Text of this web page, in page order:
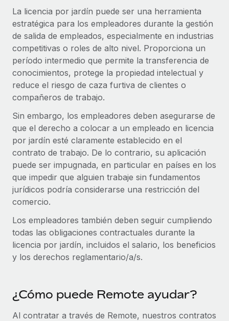
Adelántate a los riesgos de cumplimiento
normativo.
Gestión de dispositivos
Proporciona dispositivos tecnológicos y contrólalos
en todo el mundo.
Apertura de entidades
Movilidad y reubicación
Reubica a los empleados con facilidad.
Prestaciones
Gestiona las prestaciones de los empleados sin
complicaciones.
Contractor Management
Impuestos
Explora el blog
BLOG
Novedades de producto de Remote:
Integraciones con Gusto y Xero y Contractor
Management Plus
La misión de Remote sigue siendo ayudar a empresas de
todos los tamaños a contratar, gestionar y...
Más información
Pento se convierte en un empleador equitativo
con Remote
Gestionar las nóminas internamente es complicado. Tardas
semanas en hacerlo manualmente y, al mes...
La licencia por jardín puede ser una herramienta
estratégica para los empleadores durante la gestión
de salida de empleados, especialmente en industrias
competitivas o roles de alto nivel. Proporciona un
período intermedio que permite la transferencia de
conocimientos, protege la propiedad intelectual y
reduce el riesgo de caza furtiva de clientes o
compañeros de trabajo.
Sin embargo, los empleadores deben asegurarse de
que el derecho a colocar a un empleado en licencia
por jardín esté claramente establecido en el
contrato de trabajo. De lo contrario, su aplicación
puede ser impugnada, en particular en países en los
que impedir que alguien trabaje sin fundamentos
jurídicos podría considerarse una restricción del
comercio.
Los empleadores también deben seguir cumpliendo
todas las obligaciones contractuales durante la
licencia por jardín, incluidos el salario, los beneficios
y los derechos reglamentario/a/s.
¿Cómo puede Remote ayudar?
Al contratar a través de Remote, nuestros contratos